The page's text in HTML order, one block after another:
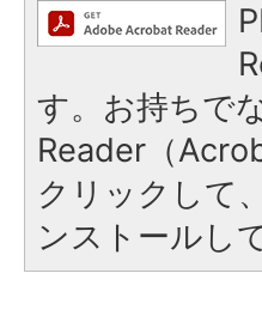
す。お持ちで
Reader（
クリックして
ンストールし